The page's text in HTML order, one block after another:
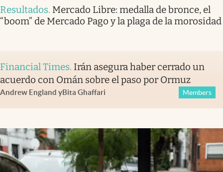
Resultados. Mercado Libre: medalla de bronce, el
“boom” de Mercado Pago y la plaga de la morosidad
Financial Times. Irán asegura haber cerrado un
acuerdo con Omán sobre el paso por Ormuz
Andrew England yBita Ghaffari Members